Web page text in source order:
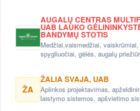
AUGALŲ CENTRAS
UAB LAUKO
BANDYMŲ STOTIS
Medžiai,vaismedžiai,
spygliuočiai, gėlės, augalų
ŽA
ŽALIA SVAJA, UAB
Aplinkos projektavimas,
laistymo sistemos, apšvietimo